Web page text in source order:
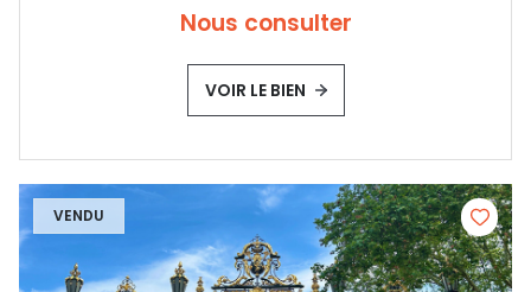
Nous consulter
VOIR LE BIEN
VENDU